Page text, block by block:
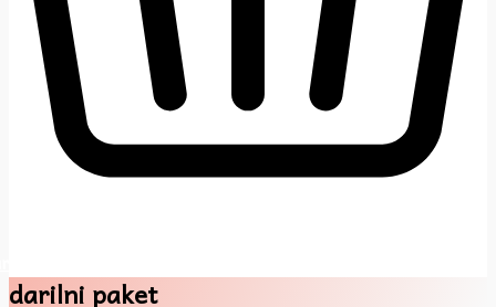
darilni paket